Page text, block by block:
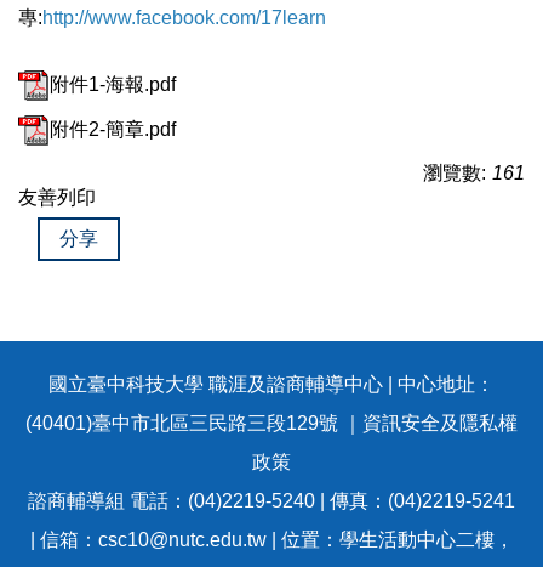
專:http://www.facebook.com/17learn
附件1-海報.pdf
附件2-簡章.pdf
瀏覽數: 161
友善列印
分享
國立臺中科技大學 職涯及諮商輔導中心 | 中心地址：
(40401)臺中市北區三民路三段129號 ｜ 資訊安全及隱私權
政策
諮商輔導組 電話：(04)2219-5240 | 傳真：(04)2219-5241
| 信箱：csc10@nutc.edu.tw | 位置：學生活動中心二樓，